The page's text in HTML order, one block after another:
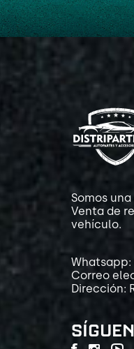
Somos
Venta de
vehículo.
Correo
Dirección: